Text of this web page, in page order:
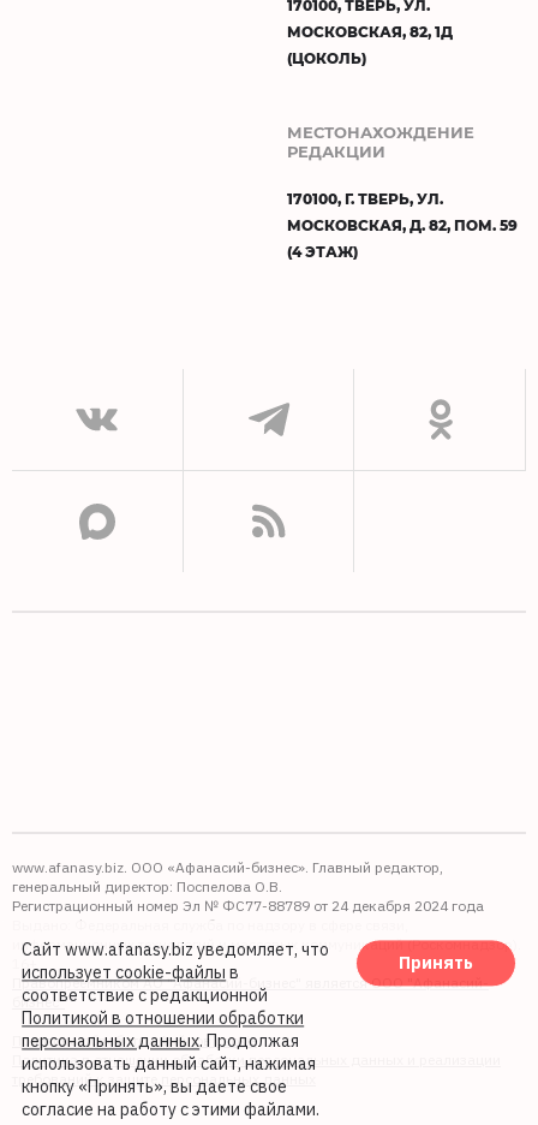
170100, ТВЕРЬ, УЛ.
МОСКОВСКАЯ, 82, 1Д
(ЦОКОЛЬ)
МЕСТОНАХОЖДЕНИЕ
РЕДАКЦИИ
170100, Г. ТВЕРЬ, УЛ.
МОСКОВСКАЯ, Д. 82, ПОМ. 59
(4 ЭТАЖ)
www.afanasy.biz. ООО «Афанасий-бизнес». Главный редактор,
генеральный директор: Поспелова О.В.
Регистрационный номер Эл № ФС77-88789 от 24 декабря 2024 года
Выдано: Федеральная служба по надзору в сфере связи,
информационных технологий и массовых коммуникаций (Роскомнадзор).
Правопреемником АО "Афанасий-бизнес" является ООО "Афанасий-
бизнес"
Политика обработки файлов cookie
Политика в отношении обработки персональных данных и реализации
требований к защите персональных данных
Сайт www.afanasy.biz уведомляет, что
использует cookie-файлы в
соответствие с редакционной
Политикой в отношении обработки
персональных данных. Продолжая
использовать данный сайт, нажимая
кнопку «Принять», вы даете свое
согласие на работу с этими файлами.
Принять